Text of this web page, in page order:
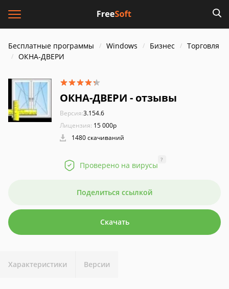
Бесплатные программы Windows Бизнес
Торговля
ОКНА-ДВЕРИ
ОКНА-ДВЕРИ - отзывы
Версия:3.154.6
Лицензия: 15 000р
1480 скачиваний
Проверено на вирусы
?
Поделиться ссылкой
Скачать
Характеристики Версии